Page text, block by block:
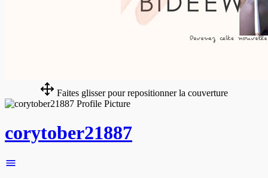
Faites glisser pour repositionner la couverture
corytober21887